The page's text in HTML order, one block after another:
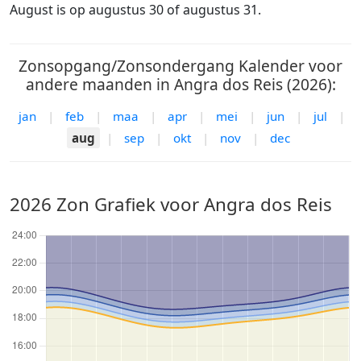
August is op augustus 30 of augustus 31.
Zonsopgang/Zonsondergang Kalender voor
andere maanden in Angra dos Reis (2026):
jan | feb | maa | apr | mei | jun | jul
|
aug
| sep | okt | nov | dec
2026 Zon Grafiek voor Angra dos Reis